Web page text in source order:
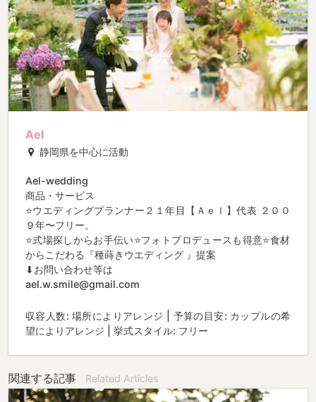
Ael
静岡県を中心に活動
Ael-wedding
商品・サービス
⭐️ウエディングプランナー２１年目【Ａｅｌ】代表 ２００
９年〜フリー。
⭐️式場探しからお手伝い⭐️フォトプロデュースも得意⭐️食材
からこだわる『種蒔きウエディング 』提案
⬇︎お問い合わせ等は
ael.w.smile@gmail.com
収容人数: 場所によりアレンジ | 予算の目安: カップルの希
望によりアレンジ | 挙式スタイル: フリー
関連する記事 Related Articles